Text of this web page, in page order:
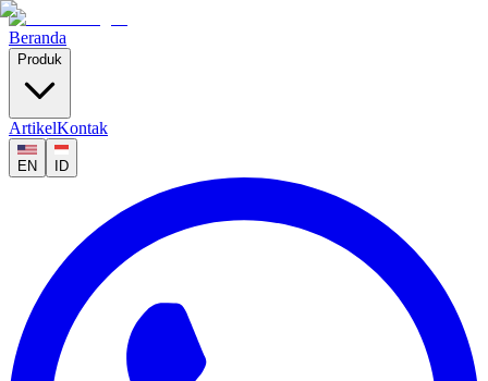
Beranda
Produk
ArtikelKontak
EN ID